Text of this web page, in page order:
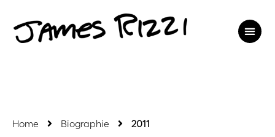
Home Biographie 2011